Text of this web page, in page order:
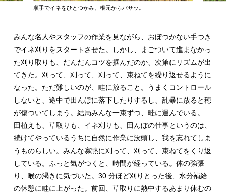
順手でイネをひとつかみ。根元からバサッ。
みんな名人やスタッフの作業を見ながら、おぼつかない手つき
でイネ刈りをスタートさせた。しかし、まごついて進まなかっ
た刈り取りも、だんだんコツを掴んだのか、次第にリズムが出
てきた。刈って、刈って、刈って、束ねてを繰り返せるように
なった。ただ難しいのが、畦に放ること。うまくコントロール
しないと、途中で田んぼに落下したりするし、乱暴に放ると穂
が傷ついてしまう。結局みんな一束ずつ、畦に運んでいる。
田植えも、草取りも、イネ刈りも、田んぼの仕事というのは、
続けてやっているうちに自然に作業に没頭し、我を忘れてしま
うものらしい。みんな寡黙に刈って、刈って、束ねてをくり返
している。ふっと気がつくと、時間が経っている。体の強張
り、喉の渇きに気づいた。30 分ほど刈りとった後、水分補給
の休憩に畦に上がった。前回、草取りに熱中するあまり休むの